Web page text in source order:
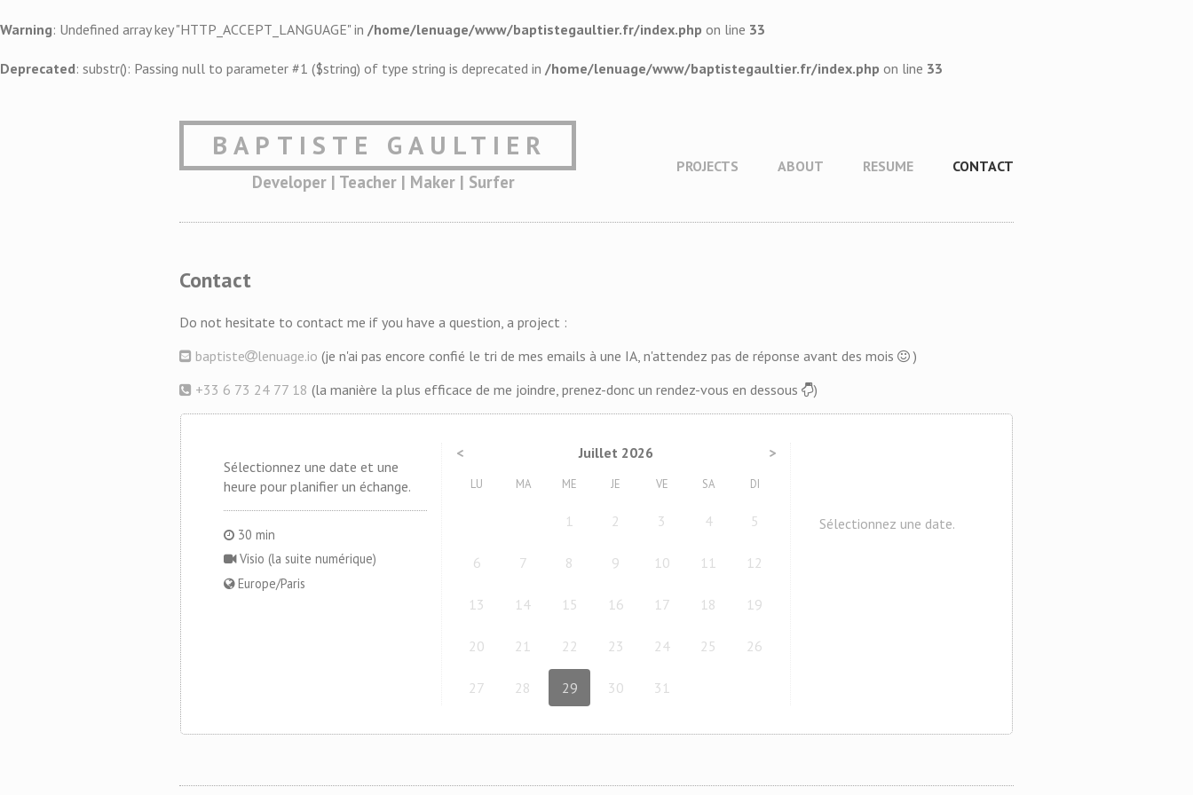
Warning: Undefined array key "HTTP_ACCEPT_LANGUAGE" in /home/lenuage/www/baptistegaultier.fr/index.php on line 33
Deprecated: substr(): Passing null to parameter #1 ($string) of type string is deprecated in /home/lenuage/www/baptistegaultier.fr/index.php on line 33
BAPTISTE GAULTIER
Developer | Teacher | Maker | Surfer
PROJECTS ABOUT RESUME CONTACT
Contact
Do not hesitate to contact me if you have a question, a project :
baptiste
lenuage.io (je n'ai pas encore confié le tri de mes emails à une IA, n'attendez pas de réponse avant des mois
)
+33 6 73 24 77 18 (la manière la plus efficace de me joindre, prenez-donc un rendez-vous en dessous )
Sélectionnez une date et une
heure pour planifier un échange.
30 min
Visio (la suite numérique)
Europe/Paris
< Juillet 2026 >
LU MA ME JE VE SA DI
1 2 3 4 5
6 7 8 9 10 11 12
13 14 15 16 17 18 19
20 21 22 23 24 25 26
27 28 29 30 31
Sélectionnez une date.